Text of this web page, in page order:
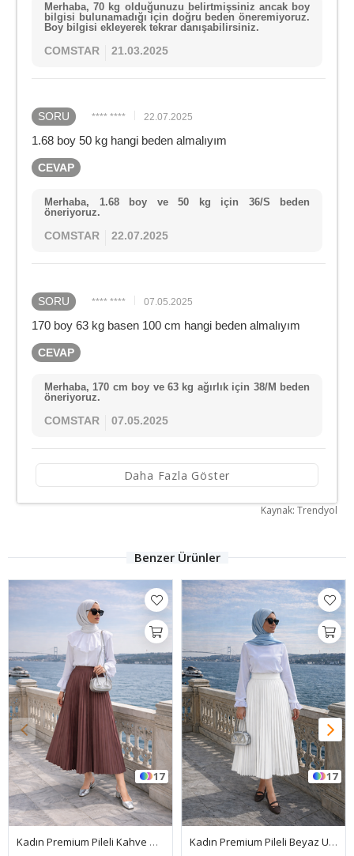
Merhaba, 70 kg olduğunuzu belirtmişsiniz ancak boy
bilgisi bulunamadığı için doğru beden öneremiyoruz.
Boy bilgisi ekleyerek tekrar danışabilirsiniz.
COMSTAR 21.03.2025
SORU **** **** 22.07.2025
1.68 boy 50 kg hangi beden almalıyım
CEVAP
Merhaba, 1.68 boy ve 50 kg için 36/S beden
öneriyoruz.
COMSTAR 22.07.2025
SORU **** **** 07.05.2025
170 boy 63 kg basen 100 cm hangi beden almalıyım
CEVAP
Merhaba, 170 cm boy ve 63 kg ağırlık için 38/M beden
öneriyoruz.
COMSTAR 07.05.2025
Daha Fazla Göster
Kaynak: Trendyol
Benzer Ürünler
17 13
Kadın Basic Yüksek Bel Piliseli Bol Zümrüt Uzun Etek